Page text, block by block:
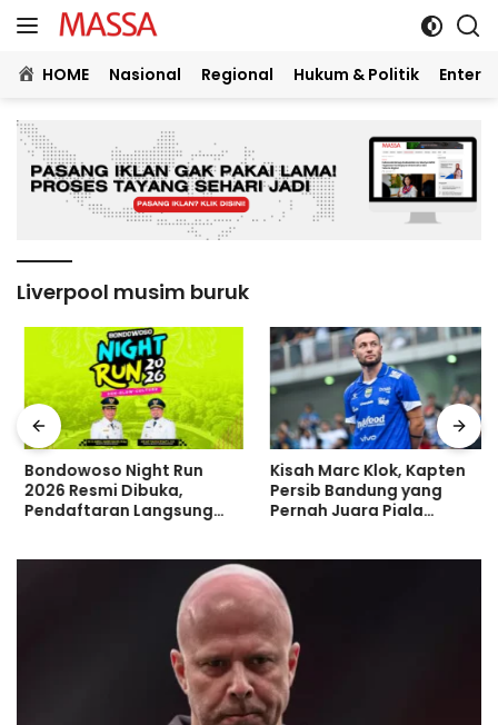
Langsung
ke
konten
HOME Nasional Regional Hukum & Politik
Liverpool musim buruk
Bondowoso Night Run
2026 Resmi Dibuka,
Pendaftaran Langsung
Kisah Marc Klok, Kapten
Persib Bandung yang
Pernah Juara Piala